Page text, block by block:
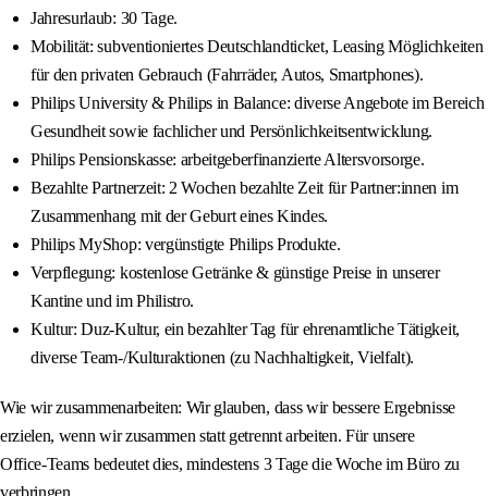
Jahresurlaub: 30 Tage.
Mobilität: subventioniertes Deutschlandticket, Leasing Möglichkeiten
für den privaten Gebrauch (Fahrräder, Autos, Smartphones).
Philips University & Philips in Balance: diverse Angebote im Bereich
Gesundheit sowie fachlicher und Persönlichkeitsentwicklung.
Philips Pensionskasse: arbeitgeberfinanzierte Altersvorsorge.
Bezahlte Partnerzeit: 2 Wochen bezahlte Zeit für Partner:innen im
Zusammenhang mit der Geburt eines Kindes.
Philips MyShop: vergünstigte Philips Produkte.
Verpflegung: kostenlose Getränke & günstige Preise in unserer
Kantine und im Philistro.
Kultur: Duz‑Kultur, ein bezahlter Tag für ehrenamtliche Tätigkeit,
diverse Team-/Kulturaktionen (zu Nachhaltigkeit, Vielfalt).
Wie wir zusammenarbeiten: Wir glauben, dass wir bessere Ergebnisse
erzielen, wenn wir zusammen statt getrennt arbeiten. Für unsere
Office‑Teams bedeutet dies, mindestens 3 Tage die Woche im Büro zu